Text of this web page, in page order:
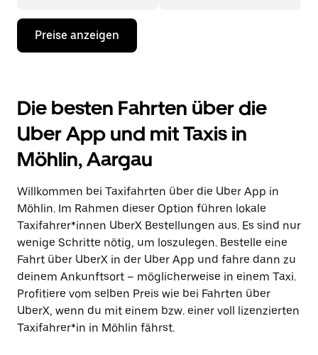
Drücke
Nach-
mit
dem
Kalender
zu
interagieren
und
Datum
auszuwählen.
Drücke
die
Escape-
Taste,
um
den
Kalender
zu
schließen.
Preise anzeigen
Die besten Fahrten über die
Uber App und mit Taxis in
Möhlin, Aargau
Willkommen bei Taxifahrten über die Uber App in
Möhlin. Im Rahmen dieser Option führen lokale
Taxifahrer*innen UberX Bestellungen aus. Es sind nur
wenige Schritte nötig, um loszulegen. Bestelle eine
Fahrt über UberX in der Uber App und fahre dann zu
deinem Ankunftsort – möglicherweise in einem Taxi.
Profitiere vom selben Preis wie bei Fahrten über
UberX, wenn du mit einem bzw. einer voll lizenzierten
Taxifahrer*in in Möhlin fährst.